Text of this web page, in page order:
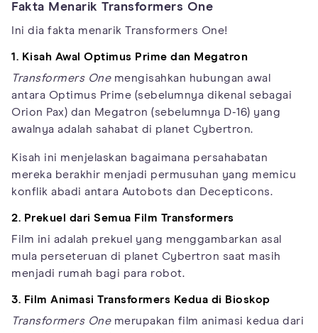
Fakta Menarik Transformers One
Ini dia fakta menarik Transformers One!
1. Kisah Awal Optimus Prime dan Megatron
Transformers Onemengisahkan hubungan awal
antara Optimus Prime (sebelumnya dikenal sebagai
Orion Pax) dan Megatron (sebelumnya D-16) yang
awalnya adalah sahabat di planet Cybertron.
Kisah ini menjelaskan bagaimana persahabatan
mereka berakhir menjadi permusuhan yang memicu
konflik abadi antara Autobots dan Decepticons.
2. Prekuel dari Semua Film Transformers
Film ini adalah prekuel yang menggambarkan asal
mula perseteruan di planet Cybertron saat masih
menjadi rumah bagi para robot.
3. Film Animasi Transformers Kedua di Bioskop
Transformers Onemerupakan film animasi kedua dari